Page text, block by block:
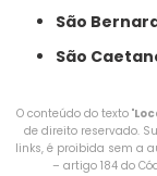
São
São
O conteúdo do texto "
de direito reservado.
links, é proibida sem a
– artigo 184 do